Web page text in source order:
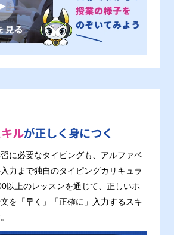
ルが正しく身につく
に必要なタイピングも、アルファベ
力まで独自のタイピングカリキュラ
以上のレッスンを通じて、正しいポ
を「早く」「正確に」入力するスキ